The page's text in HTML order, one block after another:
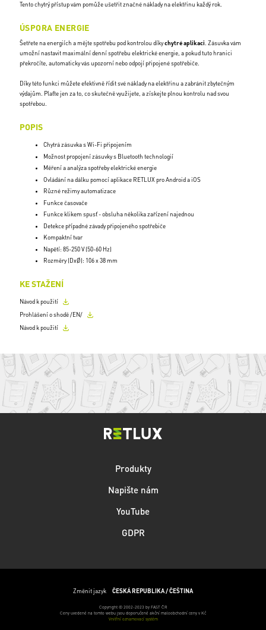
Tento chytrý přístup vám pomůže ušetřit značné náklady na elektřinu každý rok.
ÚSPORA ENERGIE
Šetřete na energiích a mějte spotřebu pod kontrolou díkychytré aplikaci . Zásuvka vám
umožní nastavit maximální denní spotřebu elektrické energie, a pokud tuto hranici
překročíte, automaticky vás upozorní nebo odpojí připojené spotřebiče.
Díky této funkci můžete efektivně řídit své náklady na elektřinu a zabránit zbytečným
výdajům. Plaťte jen za to, co skutečně využijete, a získejte plnou kontrolu nad svou
spotřebou.
POPIS
Chytrá zásuvka s Wi-Fi připojením
Možnost propojení zásuvky s Bluetooth technologií
Měření a analýza spotřeby elektrické energie
Ovládání na dálku pomocí aplikace RETLUX pro Android a iOS
Různé režimy automatizace
Funkce časovače
Funkce klikem spusť - obsluha několika zařízení najednou
Detekce případné závady připojeného spotřebiče
Kompaktní tvar
Napětí: 85-250 V (50-60 Hz)
Rozměry (DxØ): 106 x 38 mm
KE STAŽENÍ
Návod k použití
Prohlášení o shodě /EN/
Návod k použití
Produkty
Napište nám
YouTube
GDPR
Změnit jazyk ČESKÁ REPUBLIKA / ČEŠTINA
Copyright © 2002-2023 by FAST ČR
Ceny uvedené na tomto webu jsou doporučené akční maloobchodní ceny v Kč
Vnitřní oznamovací systém